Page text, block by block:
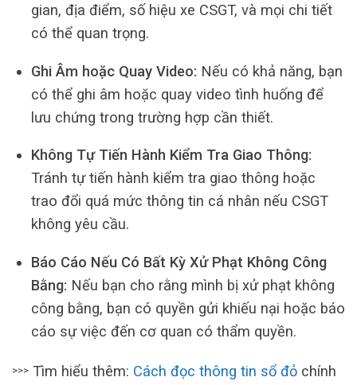
gian, địa điểm, số hiệu xe CSGT, và mọi chi tiết
có thể quan trọng.
Ghi Âm hoặc Quay Video: Nếu có khả năng, bạn
có thể ghi âm hoặc quay video tình huống để
lưu chứng trong trường hợp cần thiết.
Không Tự Tiến Hành Kiểm Tra Giao Thông:
Tránh tự tiến hành kiểm tra giao thông hoặc
trao đổi quá mức thông tin cá nhân nếu CSGT
không yêu cầu.
Báo Cáo Nếu Có Bất Kỳ Xử Phạt Không Công
Bằng: Nếu bạn cho rằng mình bị xử phạt không
công bằng, bạn có quyền gửi khiếu nại hoặc báo
cáo sự việc đến cơ quan có thẩm quyền.
>>> Tìm hiểu thêm: Cách đọc thông tin sổ đỏ chính